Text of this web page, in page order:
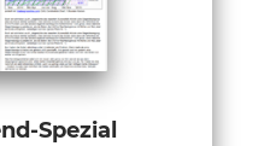
Spezial